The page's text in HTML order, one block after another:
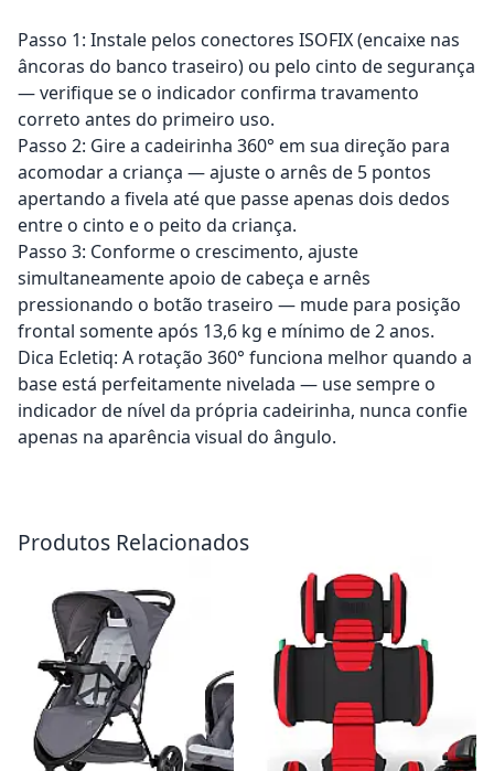
Passo 1: Instale pelos conectores ISOFIX (encaixe nas
âncoras do banco traseiro) ou pelo cinto de segurança
— verifique se o indicador confirma travamento
correto antes do primeiro uso.
Passo 2: Gire a cadeirinha 360° em sua direção para
acomodar a criança — ajuste o arnês de 5 pontos
apertando a fivela até que passe apenas dois dedos
entre o cinto e o peito da criança.
Passo 3: Conforme o crescimento, ajuste
simultaneamente apoio de cabeça e arnês
pressionando o botão traseiro — mude para posição
frontal somente após 13,6 kg e mínimo de 2 anos.
Dica Ecletiq: A rotação 360° funciona melhor quando a
base está perfeitamente nivelada — use sempre o
indicador de nível da própria cadeirinha, nunca confie
apenas na aparência visual do ângulo.
Produtos Relacionados
Adicionar ao carrinho Adicionar ao carrinho